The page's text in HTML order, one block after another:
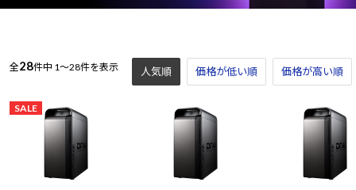
全28件中 1～28件を表示 人気順 価格が低い順 価格が高い順
SALE